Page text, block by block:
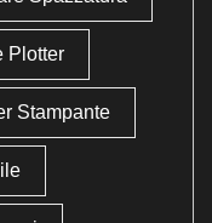
Plotter
Stampante